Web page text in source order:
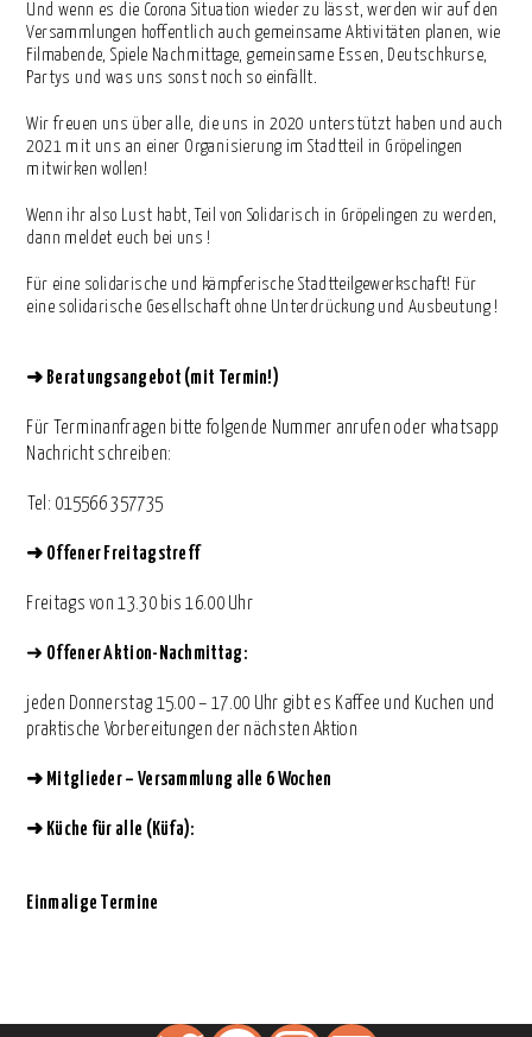
Und wenn es die Corona Situation wieder zu lässt, werden wir auf den
Versammlungen hoffentlich auch gemeinsame Aktivitäten planen, wie
Filmabende, Spiele Nachmittage, gemeinsame Essen, Deutschkurse,
Partys und was uns sonst noch so einfällt.
Wir freuen uns über alle, die uns in 2020 unterstützt haben und auch
2021 mit uns an einer Organisierung im Stadtteil in Gröpelingen
mitwirken wollen!
Wenn ihr also Lust habt, Teil von Solidarisch in Gröpelingen zu werden,
dann meldet euch bei uns !
Für eine solidarische und kämpferische Stadtteilgewerkschaft! Für
eine solidarische Gesellschaft ohne Unterdrückung und Ausbeutung !
➜ Beratungsangebot (mit Termin!)
Für Terminanfragen bitte folgende Nummer anrufen oder whatsapp
Nachricht schreiben:
⁨Tel: 015566 357735
➜ Offener Freitagstreff
Freitags von 13.30 bis 16.00 Uhr
➜ Offener Aktion-Nachmittag:
jeden Donnerstag 15.00 – 17.00 Uhr gibt es Kaffee und Kuchen und
praktische Vorbereitungen der nächsten Aktion
➜ Mitglieder – Versammlung alle 6 Wochen
➜ Küche für alle (Küfa):
Einmalige Termine